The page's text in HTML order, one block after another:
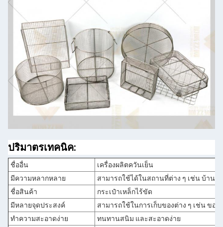
ปริมาตรเทคนิค:
ชื่ออื่น
เครื่องผลิตควันเย็น
มีความหลากหลาย
สามารถใช้ได้ในสถานที่ต่าง ๆ เช่น บ้าน,
ชื่อสินค้า
กระเป๋าเหล็กไร้ขัด
มีหลายจุดประสงค์
สามารถใช้ในการเก็บของต่าง ๆ เช่น ขอ
ทําความสะอาดง่าย
ทนทานสนิม และสะอาดง่าย